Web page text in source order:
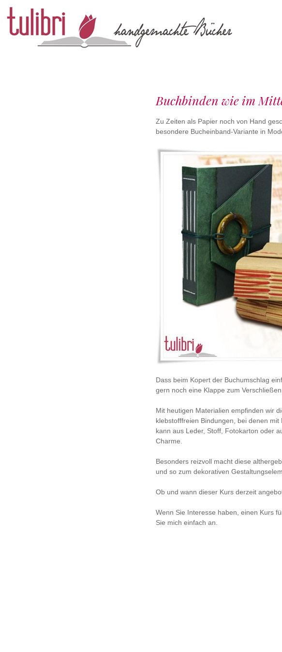
papieratelier
Buchbinden wie im
Zu Zeiten als Papier noch von Hand
besondere Bucheinband-Variante in
Dass beim Kopert der Buchumschlag
gern noch eine Klappe zum Verschließen.
Mit heutigen Materialien empfinden wir
klebstofffreien Bindungen, bei denen
kann aus Leder, Stoff, Fotokarton oder
Charme.
Besonders reizvoll macht diese
und so zum dekorativen
Ob und wann dieser Kurs derzeit
Wenn Sie Interesse haben, einen Kurs
Sie mich einfach an.